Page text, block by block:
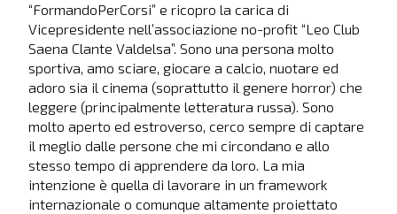
“FormandoPerCorsi” e ricopro la carica di
Vicepresidente nell’associazione no-profit “Leo Club
Saena Clante Valdelsa”. Sono una persona molto
sportiva, amo sciare, giocare a calcio, nuotare ed
adoro sia il cinema (soprattutto il genere horror) che
leggere (principalmente letteratura russa). Sono
molto aperto ed estroverso, cerco sempre di captare
il meglio dalle persone che mi circondano e allo
stesso tempo di apprendere da loro. La mia
intenzione è quella di lavorare in un framework
internazionale o comunque altamente proiettato